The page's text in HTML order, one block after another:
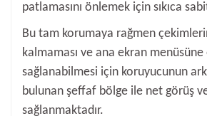
patlamasını önlemek için sıkıca
Bu tam korumaya rağmen
kalmaması ve ana ekran
sağlanabilmesi için koruyucunun
bulunan şeffaf bölge ile net görüş
sağlanmaktadır.